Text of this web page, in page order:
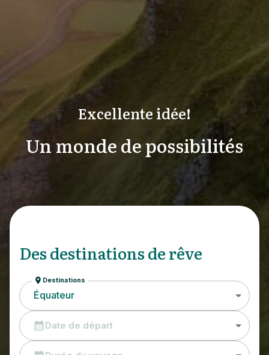
Excellente idée!
Un monde de possibilités
Des destinations de rêve
Destinations
Équateur
Date de départ